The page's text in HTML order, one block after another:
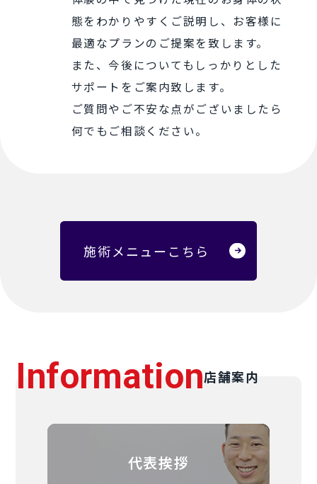
態をわかりやすくご説明し、お客様に
最適なプランのご提案を致します。
また、今後についてもしっかりとした
サポートをご案内致します。
ご質問やご不安な点がございましたら
何でもご相談ください。
施術メニューこちら
Information店舗案内
代表挨拶